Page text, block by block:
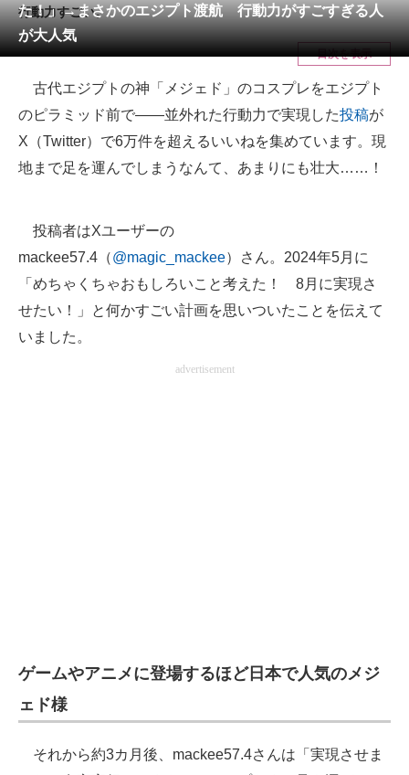
メディア
注目記事を集めた総合ページ
ITの今と未来を見通す
スマホと通信の最新トレンド
進化するPCとデバイスの未来
ビジネスと働き方のヒント
企業ITのトレンドを詳説
経営リーダーのコミュニティ
た！」→まさかのエジプト渡航 行動力がすごすぎる人
が大人気
行動力すごい。
目次を表示
古代エジプトの神「メジェド」のコスプレをエジプト
のピラミッド前で――並外れた行動力で実現した投稿が
X（Twitter）で6万件を超えるいいねを集めています。現
地まで足を運んでしまうなんて、あまりにも壮大……！
投稿者はXユーザーの
mackee57.4（@magic_mackee）さん。2024年5月に
「めちゃくちゃおもしろいこと考えた！ 8月に実現さ
せたい！」と何かすごい計画を思いついたことを伝えて
いました。
advertisement
ゲームやアニメに登場するほど日本で人気のメジ
ェド様
それから約3カ月後、mackee57.4さんは「実現させま